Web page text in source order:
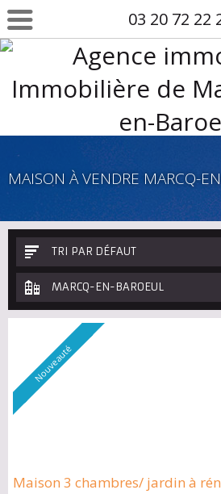
03 20 72 22
MAISON À VENDRE MARCQ-
TRI PAR DÉFAUT
MARCQ-EN-BAROEUL
Nouveauté
Maison 3 chambres/ jardin à